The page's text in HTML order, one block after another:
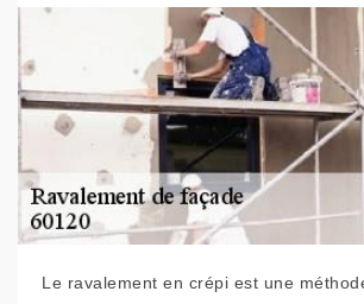
Le ravalement en crépi est une